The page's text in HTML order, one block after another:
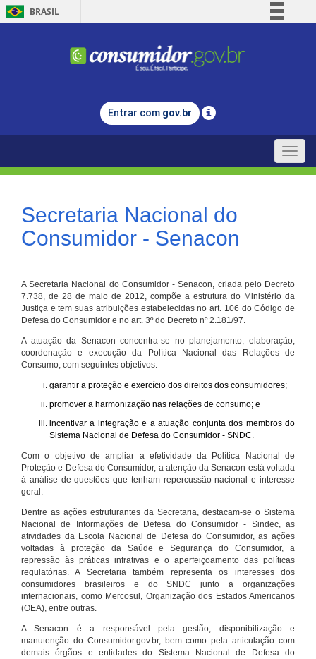
BRASIL
Comunica BR
Legislação
Entrar com gov.br
Toggle
Secretaria Nacional do
Consumidor - Senacon
A Secretaria Nacional do Consumidor - Senacon, criada pelo Decreto
7.738, de 28 de maio de 2012, compõe a estrutura do Ministério da
Justiça e tem suas atribuições estabelecidas no art. 106 do Código de
Defesa do Consumidor e no art. 3º do Decreto nº 2.181/97.
A atuação da Senacon concentra-se no planejamento, elaboração,
coordenação e execução da Política Nacional das Relações de
Consumo, com seguintes objetivos:
garantir a proteção e exercício dos direitos dos consumidores;
promover a harmonização nas relações de consumo; e
incentivar a integração e a atuação conjunta dos membros do
Sistema Nacional de Defesa do Consumidor - SNDC.
Com o objetivo de ampliar a efetividade da Política Nacional de
Proteção e Defesa do Consumidor, a atenção da Senacon está voltada
à análise de questões que tenham repercussão nacional e interesse
geral.
Dentre as ações estruturantes da Secretaria, destacam-se o Sistema
Nacional de Informações de Defesa do Consumidor - Sindec, as
atividades da Escola Nacional de Defesa do Consumidor, as ações
voltadas à proteção da Saúde e Segurança do Consumidor, a
repressão às práticas infrativas e o aperfeiçoamento das políticas
regulatórias. A Secretaria também representa os interesses dos
consumidores brasileiros e do SNDC junto a organizações
internacionais, como Mercosul, Organização dos Estados Americanos
(OEA), entre outras.
A Senacon é a responsável pela gestão, disponibilização e
manutenção do Consumidor.gov.br, bem como pela articulação com
demais órgãos e entidades do Sistema Nacional de Defesa do